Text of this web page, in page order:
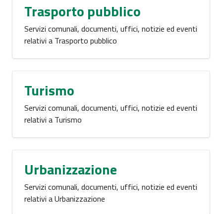
Trasporto pubblico
Servizi comunali, documenti, uffici, notizie ed eventi
relativi a Trasporto pubblico
Turismo
Servizi comunali, documenti, uffici, notizie ed eventi
relativi a Turismo
Urbanizzazione
Servizi comunali, documenti, uffici, notizie ed eventi
relativi a Urbanizzazione